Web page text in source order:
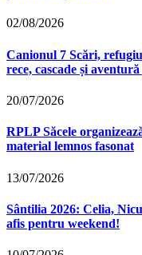
02/08/2026
Canionul 7 Scări,
rece, cascade și
20/07/2026
RPLP Săcele
material lemnos fasonat
13/07/2026
Sântilia 2026: Celia,
afis pentru weekend!